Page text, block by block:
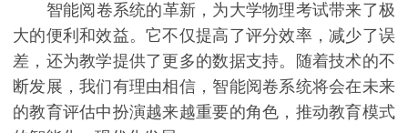
智能阅卷系统的革新，为大学物理考试带来了极
大的便利和效益。它不仅提高了评分效率，减少了误
差，还为教学提供了更多的数据支持。随着技术的不
断发展，我们有理由相信，智能阅卷系统将会在未来
的教育评估中扮演越来越重要的角色，推动教育模式